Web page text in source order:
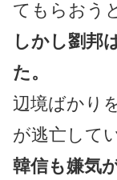
てもらおう
しかし劉邦
た。
辺境ばかり
が逃亡して
韓信も嫌気